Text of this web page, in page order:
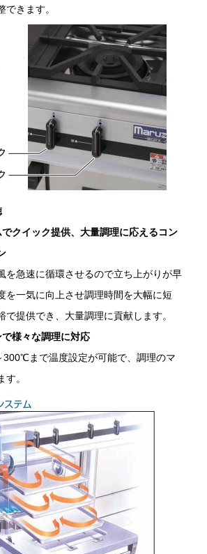
きます。
クイック提供、大量調理に応えるコン
を急速に循環させるので立ち上がりが早
を一気に向上させ調理時間を大幅に短
で提供でき、大量調理に貢献します。
様々な調理に対応
300℃まで温度設定が可能で、調理のマ
。